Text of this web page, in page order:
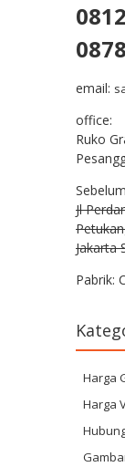
email:
office:
Ruko
Jl
Jakarta
Pabrik:
Harga
Harga